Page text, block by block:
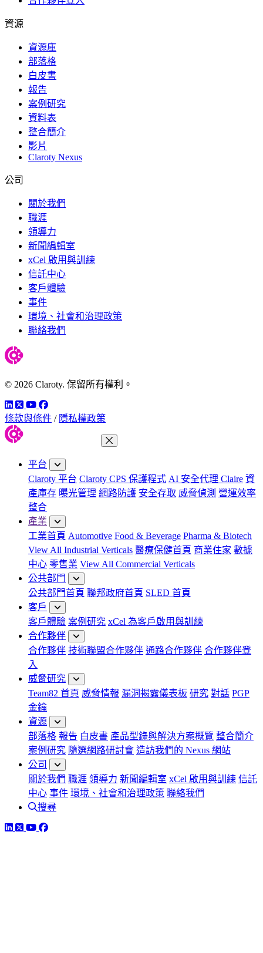
資源
資源庫
部落格
白皮書
報告
案例研究
資料表
整合簡介
影片
Claroty Nexus
公司
關於我們
職涯
領導力
新聞編輯室
xCel 啟用與訓練
信託中心
客戶體驗
事件
環境、社會和治理政策
聯絡我們
© 2026 Claroty. 保留所有權利。
LinkedIn
TwitterYouTube
Facebook
條款與條件 / 隱私權政策
平台
Claroty 平台 Claroty CPS 保護程式 AI 安全代理 Claire 資
產庫存 曝光管理 網路防護 安全存取 威脅偵測 營運效率
整合
產業
工業首頁 Automotive Food & Beverage Pharma & Biotech
View All Industrial Verticals 醫療保健首頁 商業住家 數據
中心 零售業 View All Commercial Verticals
公共部門
公共部門首頁 聯邦政府首頁 SLED 首頁
客戶
客戶體驗 案例研究 xCel 為客戶啟用與訓練
合作夥伴
合作夥伴 技術聯盟合作夥伴 通路合作夥伴 合作夥伴登
入
威脅研究
Team82 首頁 威脅情報 漏洞揭露儀表板 研究 對話 PGP
金鑰
資源
部落格 報告 白皮書 產品型錄與解決方案概覽 整合簡介
案例研究 隨選網路研討會 造訪我們的 Nexus 網站
公司
關於我們 職涯 領導力 新聞編輯室 xCel 啟用與訓練 信託
中心 事件 環境、社會和治理政策 聯絡我們
搜尋
LinkedIn
TwitterYouTube
Facebook